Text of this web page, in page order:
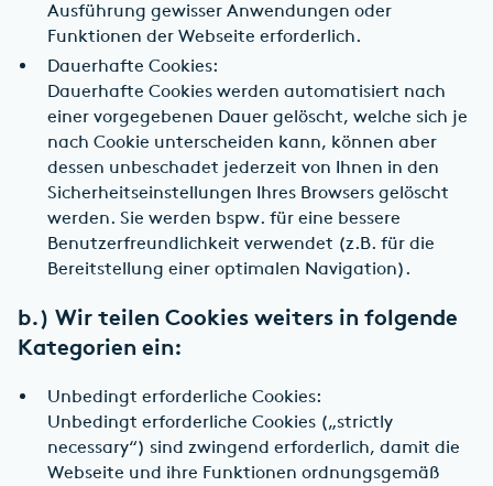
Ausführung gewisser Anwendungen oder
Funktionen der Webseite erforderlich.
Dauerhafte Cookies:
Dauerhafte Cookies werden automatisiert nach
einer vorgegebenen Dauer gelöscht, welche sich je
nach Cookie unterscheiden kann, können aber
dessen unbeschadet jederzeit von Ihnen in den
Sicherheitseinstellungen Ihres Browsers gelöscht
werden. Sie werden bspw. für eine bessere
Benutzerfreundlichkeit verwendet (z.B. für die
Bereitstellung einer optimalen Navigation).
b.) Wir teilen Cookies weiters in folgende
Kategorien ein:
Unbedingt erforderliche Cookies:
Unbedingt erforderliche Cookies („strictly
necessary“) sind zwingend erforderlich, damit die
Webseite und ihre Funktionen ordnungsgemäß